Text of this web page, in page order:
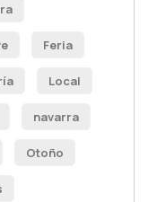
Feria
Local
navarra
Otoño